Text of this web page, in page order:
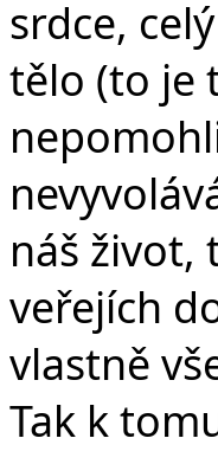
srdce,
tělo (to je
náš život,
veřejích
vlastně
Tak k